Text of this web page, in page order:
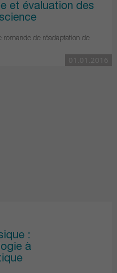
et évaluation des
romande de réadaptation de
01.01.2016
:
à